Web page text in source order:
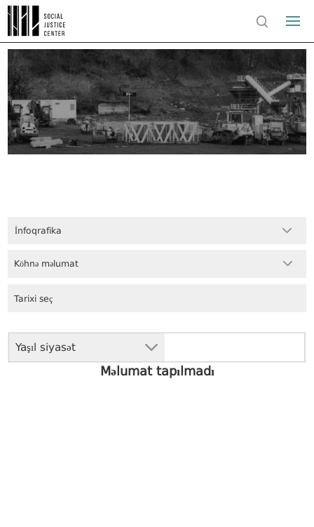
İnfoqrafika
Yaşıl siyasət
Köhnə məlumat
Məlumat tapılmadı